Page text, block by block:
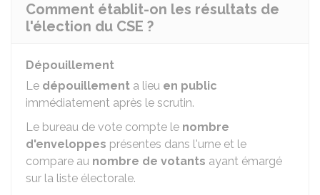
Comment établit-on les résultats de
l'élection du CSE ?
Dépouillement
Le dépouillement a lieu en public
immédiatement après le scrutin.
Le bureau de vote compte le nombre
d'enveloppes présentes dans l'urne et le
compare au nombre de votants ayant émargé
sur la liste électorale.